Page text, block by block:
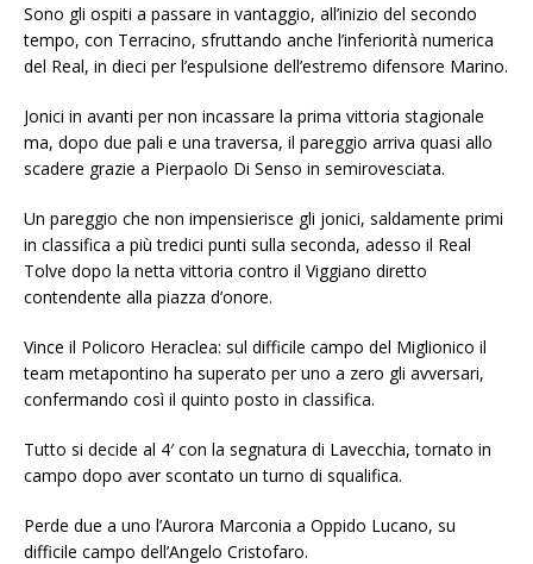
Sono gli ospiti a passare in vantaggio, all’inizio del secondo
tempo, con Terracino, sfruttando anche l’inferiorità numerica
del Real, in dieci per l’espulsione dell’estremo difensore Marino.
Jonici in avanti per non incassare la prima vittoria stagionale
ma, dopo due pali e una traversa, il pareggio arriva quasi allo
scadere grazie a Pierpaolo Di Senso in semirovesciata.
Un pareggio che non impensierisce gli jonici, saldamente primi
in classifica a più tredici punti sulla seconda, adesso il Real
Tolve dopo la netta vittoria contro il Viggiano diretto
contendente alla piazza d’onore.
Vince il Policoro Heraclea: sul difficile campo del Miglionico il
team metapontino ha superato per uno a zero gli avversari,
confermando così il quinto posto in classifica.
Tutto si decide al 4′ con la segnatura di Lavecchia, tornato in
campo dopo aver scontato un turno di squalifica.
Perde due a uno l’Aurora Marconia a Oppido Lucano, su
difficile campo dell’Angelo Cristofaro.